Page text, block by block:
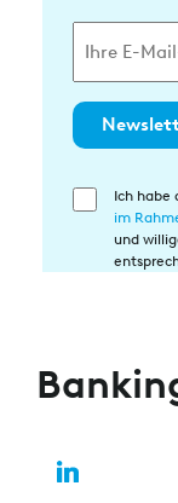
Ich habe
im
und